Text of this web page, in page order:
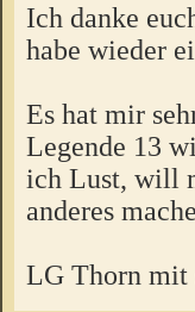
Ich danke
habe wieder
Es hat mir
Legende 13
ich Lust, will
anderes
LG Thorn mit